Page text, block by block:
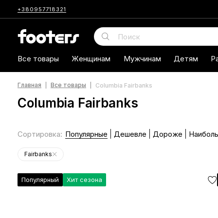
+380957718321
Все товары Женщинам Мужчинам Детям
Главная Все товары Columbia Fairbanks
Columbia Fairbanks
Сортировка: Популярные Дешевле Дороже
Fairbanks
Популярный Хит сезона